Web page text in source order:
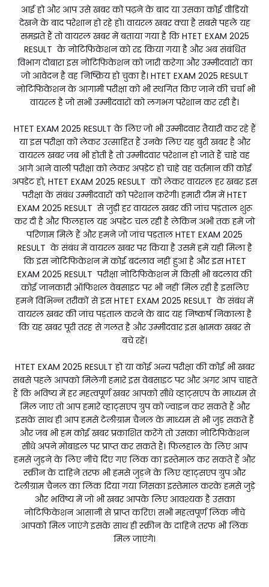
आई हो और आप उसे खबर को पढ़ने के बाद या उसका कोई वीडियो
देखने के बाद परेशान हो रहे हो। वायरल खबर क्या है सबसे पहले यह
समझते हैं तो वायरल खबर में बताया गया है कि HTET EXAM 2025
RESULT के नोटिफिकेशन को रद्द किया गया है और अब संबंधित
विभाग दोबारा इस नोटिफिकेशन को जारी करेगा और उम्मीदवारों का
जो आवेदन है वह निष्क्रिय हो चुका है। HTET EXAM 2025 RESULT
नोटिफिकेशन के आगामी परीक्षा को भी स्थगित किए जाने की चर्चा भी
वायरल है जो सभी उम्मीदवारों को लगभग परेशान कर रही है।
HTET EXAM 2025 RESULT के लिए जो भी उम्मीदवार तैयारी कर रहे हैं
या इस परीक्षा को लेकर उत्साहित हैं उनके लिए यह बुरी खबर है और
वायरल खबर जब भी होती है तो उम्मीदवार परेशान हो जाते हैं चाहे वह
आगे आने वाली परीक्षा को लेकर अपडेट हो चाहे वह वर्तमान की कोई
अपडेट हो, HTET EXAM 2025 RESULT को लेकर वायरल हर खबर इस
परीक्षा के संबंध उम्मीदवारों को परेशान करेगी। हमारी टीम में HTET
EXAM 2025 RESULT से जुड़ी हर वायरल खबर की जांच पड़ताल शुरू
कर दी है और फिलहाल यह अपडेट चल रही है लेकिन अभी तक हमें जो
परिणाम मिले हैं और हमने जो जांच पड़ताल HTET EXAM 2025
RESULT के संबंध में वायरल खबर पर किया है उसमें हमें यही मिला है
कि इस नोटिफिकेशन में कोई बदलाव नहीं हुआ है और इस HTET
EXAM 2025 RESULT परीक्षा नोटिफिकेशन में किसी भी बदलाव की
कोई जानकारी ऑफिशल वेबसाइट पर भी नहीं मिल रही है इसलिए
हमने विभिन्न तरीकों से इस HTET EXAM 2025 RESULT के संबंध में
वायरल खबर की जांच पड़ताल करने के बाद यह निष्कर्ष निकाला है
कि यह खबर पूरी तरह से गलत है और उम्मीदवार इस भ्रामक खबर से
बचे रहें।
HTET EXAM 2025 RESULT हो या कोई अन्य परीक्षा की कोई भी खबर
सबसे पहले आपको मिलेगी हमारे इस वेबसाइट पर और अगर आप चाहते
हैं कि भविष्य में हर महत्वपूर्ण खबर आपको सीधे व्हाट्सएप के माध्यम से
मिल जाए तो आप हमारे व्हाट्सएप ग्रुप को ज्वाइन कर सकते हैं और
इसके साथ ही आप हमसे टेलीग्राम चैनल के माध्यम से भी जुड़ सकते हैं
और जब भी हम कोई खबर प्रकाशित करेंगे तो उसका नोटिफिकेशन
सीधे अपने मोबाइल पर प्राप्त कर सकते हैं। फिलहाल के लिए आप
हमसे जुड़ने के लिए नीचे दिए गए लिंक का इस्तेमाल कर सकते हैं और
स्क्रीन के दाहिने तरफ भी हमसे जुड़ने के लिए व्हाट्सएप ग्रुप और
टेलीग्राम चैनल का लिंक दिया गया जिसका इस्तेमाल करके हमसे जुड़े
और भविष्य में जो भी खबर आपके लिए आवश्यक है उसका
नोटिफिकेशन आसानी से प्राप्त करिए। सभी महत्वपूर्ण लिंक नीचे
आपको मिल जाएंगे इसके साथ ही स्क्रीन के दाहिने तरफ भी लिंक
मिल जाएंगे।